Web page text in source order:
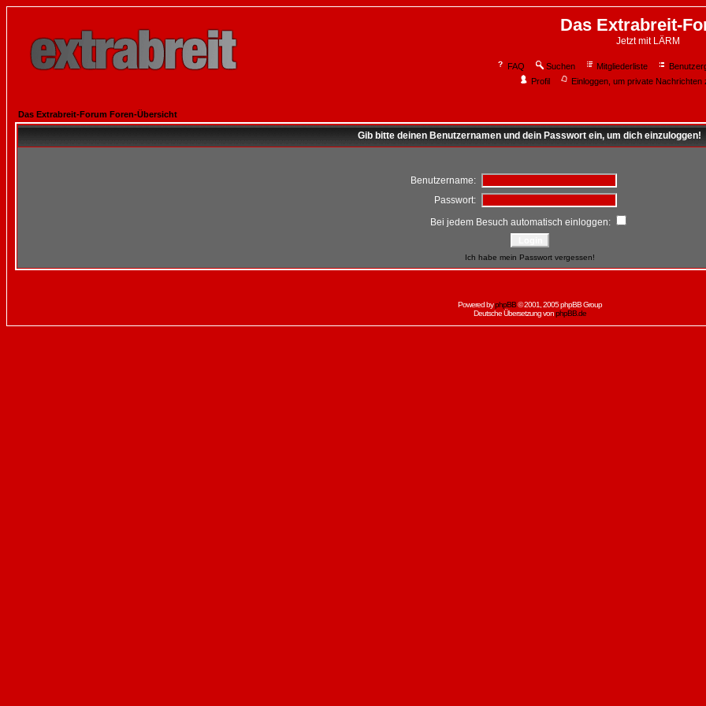
Das Extrabreit-
Jetzt mit LÄRM
FAQ Suchen Mitgliederliste
Profil
Einloggen, um private Nachrichten
Das Extrabreit-Forum Foren-Übersicht
Gib bitte deinen Benutzernamen und dein Passwort ein, um dich einzuloggen!
Benutzername:
Passwort:
Bei jedem Besuch automatisch einloggen:
Ich habe mein Passwort vergessen!
Powered byphpBB© 2001, 2005 phpBB Group
Deutsche Übersetzung vonphpBB.de